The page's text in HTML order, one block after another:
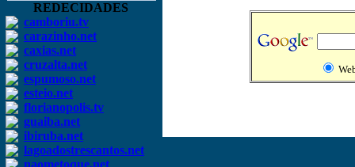
REDECIDADES
camboriu.tv
carazinho.net
caxias.net
cruzalta.net
espumoso.net
esteio.net
florianopolis.tv
guaiba.net
ibiruba.net
lagoadostrescantos.net
naometoque.net